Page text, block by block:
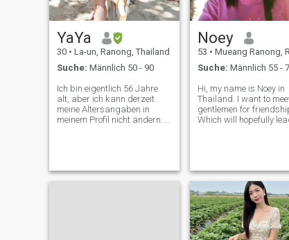
YaYa
30 • La-un, Ranong, Thailand
Suche: Männlich 50 - 90
Ich bin eigentlich 56 Jahre
alt, aber ich kann derzeit
meine Altersangaben in
meinem Profil nicht ändern....
Phuket. Ich habe gute
Gesundheit keine digitale
Noey
53 • Mueang Ranong, Ranong,
Suche: Männlich 55 -
Hi, my name is Noey in
Thailand. I want to
gentlemen for
Which will hopefully
to know me and
r